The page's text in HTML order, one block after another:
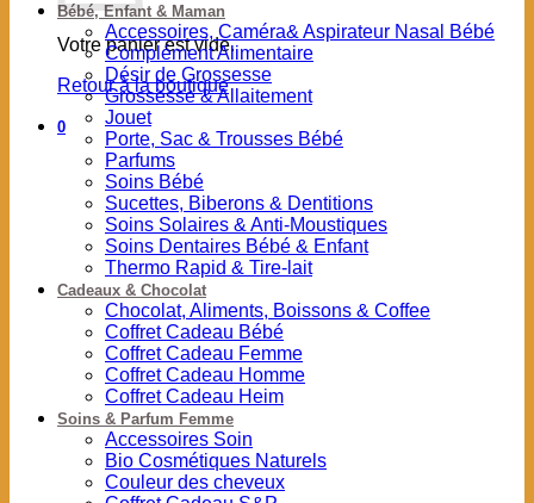
Votre panier est vide.
Retour à la boutique
0
Bébé, Enfant & Maman
Accessoires, Caméra& Aspirateur Nasal Bébé
Complément Alimentaire
Désir de Grossesse
Grossesse & Allaitement
Jouet
Porte, Sac & Trousses Bébé
Parfums
Soins Bébé
Sucettes, Biberons & Dentitions
Soins Solaires & Anti-Moustiques
Soins Dentaires Bébé & Enfant
Thermo Rapid & Tire-lait
Cadeaux & Chocolat
Chocolat, Aliments, Boissons & Coffee
Coffret Cadeau Bébé
Coffret Cadeau Femme
Coffret Cadeau Homme
Coffret Cadeau Heim
Soins & Parfum Femme
Accessoires Soin
Bio Cosmétiques Naturels
Couleur des cheveux